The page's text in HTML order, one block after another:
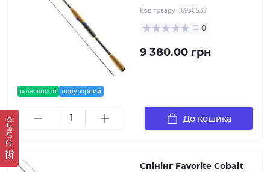
Фільтр
в наявності популярний
Код товару: 16930532
0
9 380.00 грн
До кошика
Спінінг Favorite Cobalt